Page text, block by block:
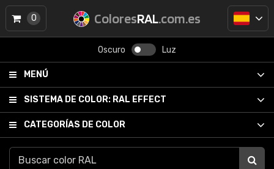
ColoresRAL.com.es
Oscuro Luz
MENÚ
SISTEMA DE COLOR: RAL EFFECT
CATEGORÍAS DE COLOR
0